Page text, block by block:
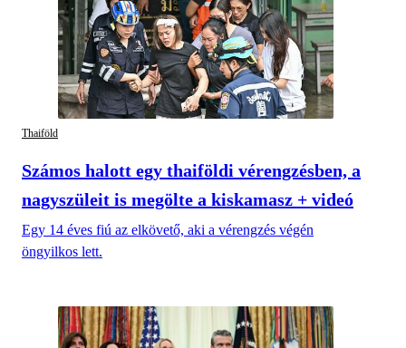
Thaiföld
Számos halott egy thaiföldi vérengzésben, a
nagyszüleit is megölte a kiskamasz + videó
Egy 14 éves fiú az elkövető, aki a vérengzés végén
öngyilkos lett.